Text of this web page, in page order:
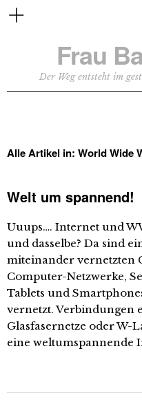
Frau
Der Weg entsteht im
Alle Artikel in: World Wide
Welt um spannend!
Uuups…. Internet und
und dasselbe? Da sind
miteinander vernetzten
Computer-Netzwerke,
Tablets und
vernetzt. Verbindungen
Glasfasernetze oder W-
eine weltumspannende